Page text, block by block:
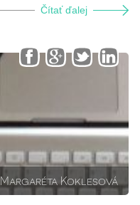
Čítať ďalej
Margaréta Koklesová